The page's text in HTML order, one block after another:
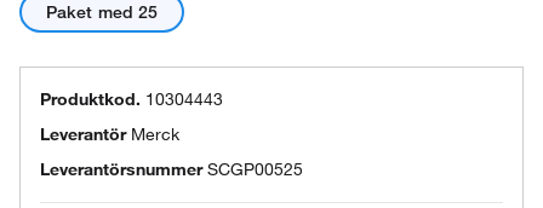
Paket med 25
Produktkod. 10304443
Leverantör Merck
Leverantörsnummer SCGP00525